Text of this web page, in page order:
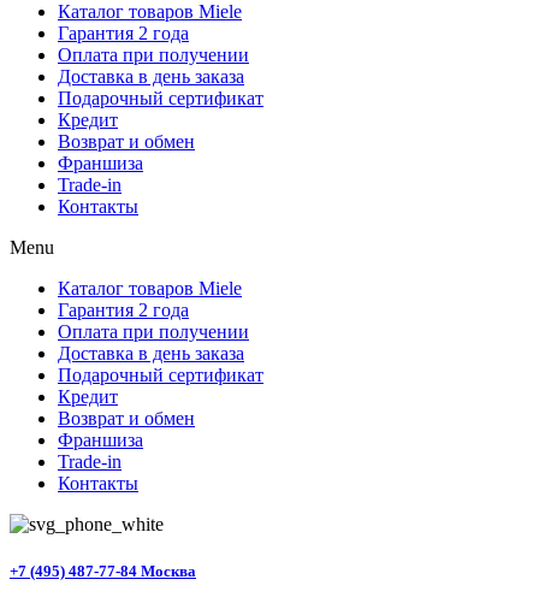
Каталог товаров Miele
Гарантия 2 года
Оплата при получении
Доставка в день заказа
Подарочный сертификат
Кредит
Возврат и обмен
Франшиза
Trade-in
Контакты
Menu
Каталог товаров Miele
Гарантия 2 года
Оплата при получении
Доставка в день заказа
Подарочный сертификат
Кредит
Возврат и обмен
Франшиза
Trade-in
Контакты
+7 (495) 487-77-84 Москва